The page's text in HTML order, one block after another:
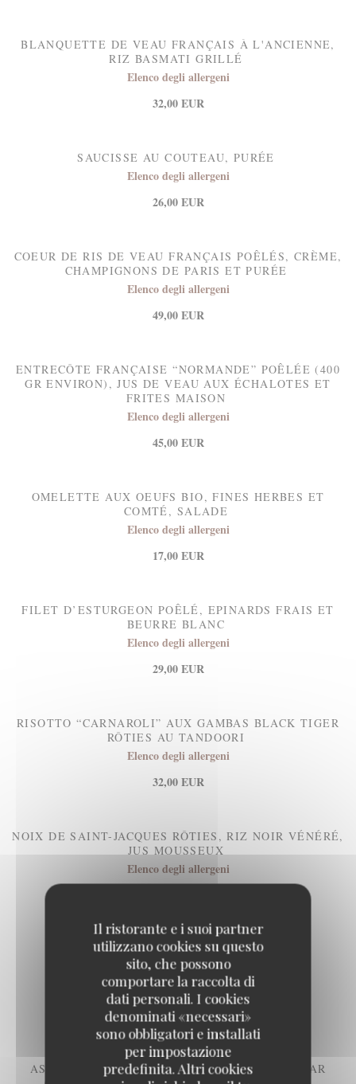
Il ristorante e i suoi partner
utilizzano cookies su questo
sito, che possono
comportare la raccolta di
dati personali. I cookies
denominati «necessari»
sono obbligatori e installati
per impostazione
predefinita. Altri cookies
BLANQUETTE DE VEAU FRANÇAIS À L'ANCIENNE,
RIZ BASMATI GRILLÉ
Elenco degli allergeni
32,00 EUR
SAUCISSE AU COUTEAU, PURÉE
Elenco degli allergeni
26,00 EUR
COEUR DE RIS DE VEAU FRANÇAIS POÊLÉS, CRÈME,
CHAMPIGNONS DE PARIS ET PURÉE
Elenco degli allergeni
49,00 EUR
ENTRECÔTE FRANÇAISE “NORMANDE” POÊLÉE (400
GR ENVIRON), JUS DE VEAU AUX ÉCHALOTES ET
FRITES MAISON
Elenco degli allergeni
45,00 EUR
OMELETTE AUX OEUFS BIO, FINES HERBES ET
COMTÉ, SALADE
Elenco degli allergeni
17,00 EUR
FILET D’ESTURGEON POÊLÉ, EPINARDS FRAIS ET
BEURRE BLANC
Elenco degli allergeni
29,00 EUR
RISOTTO “CARNAROLI” AUX GAMBAS BLACK TIGER
RÔTIES AU TANDOORI
Elenco degli allergeni
32,00 EUR
NOIX DE SAINT-JACQUES RÔTIES, RIZ NOIR VÉNÉRÉ,
JUS MOUSSEUX
Elenco degli allergeni
FROMAGES & DESSERTS
ASSIETTE DE 3 FROMAGES SÉLECTIONNÉS PAR